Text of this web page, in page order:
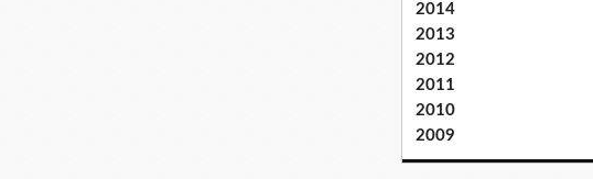
2014
2013
2012
2011
2010
2009